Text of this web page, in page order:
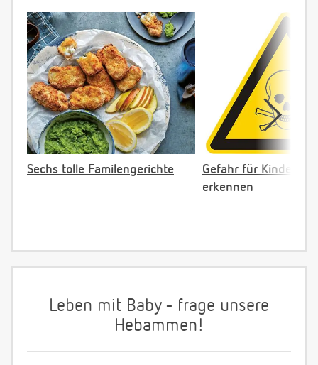
Sechs tolle Familengerichte
Gefahr für Kinder:
erkennen
Leben mit Baby - frage unsere
Hebammen!